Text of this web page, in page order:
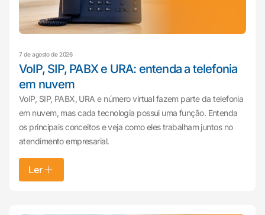
7 de agosto de 2026
VoIP, SIP, PABX e URA: entenda a telefonia
em nuvem
VoIP, SIP, PABX, URA e número virtual fazem parte da telefonia
em nuvem, mas cada tecnologia possui uma função. Entenda
os principais conceitos e veja como eles trabalham juntos no
atendimento empresarial.
Ler